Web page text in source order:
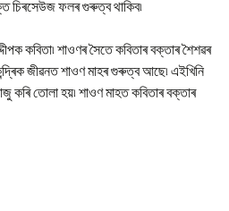
চিৰসেউজ ফলৰ গুৰুত্ব থাকিব৷
কবিতা৷ শাওণৰ সৈতে কবিতাৰ বক্তাৰ শৈশৱৰ
জীৱনত শাওণ মাহৰ গুৰুত্ব আছে৷ এইখিনি
কৰি তোলা হয়৷ শাওণ মাহত কবিতাৰ বক্তাৰ